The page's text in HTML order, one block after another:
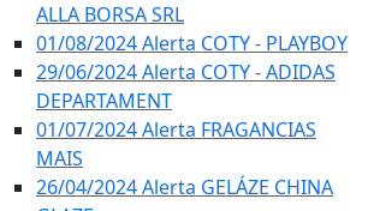
ALLA BORSA SRL
01/08/2024 Alerta COTY - PLAYBOY
29/06/2024 Alerta COTY - ADIDAS
DEPARTAMENT
01/07/2024 Alerta FRAGANCIAS
MAIS
26/04/2024 Alerta GELÁZE CHINA